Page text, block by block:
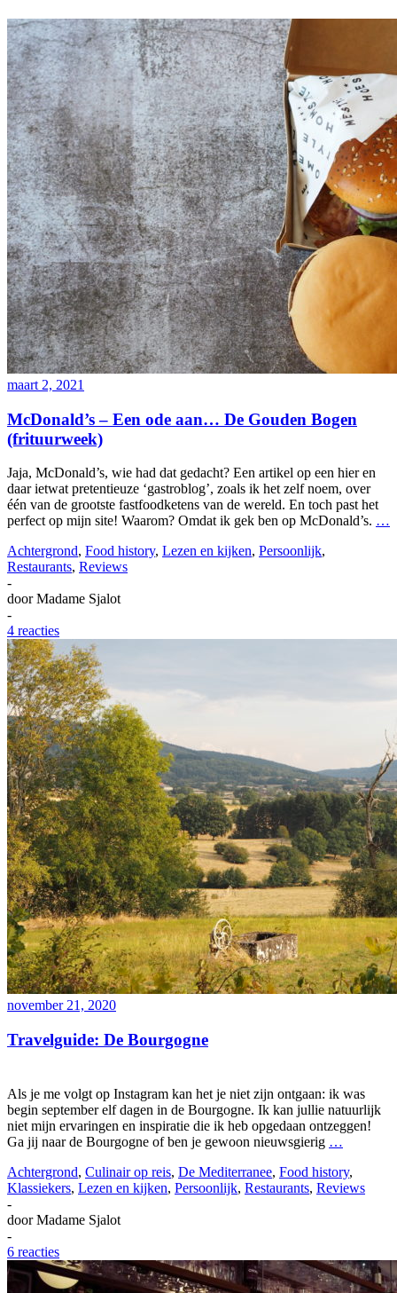
maart 2, 2021
McDonald’s – Een ode aan… De Gouden Bogen
(frituurweek)
Jaja, McDonald’s, wie had dat gedacht? Een artikel op een hier en
daar ietwat pretentieuze ‘gastroblog’, zoals ik het zelf noem, over
één van de grootste fastfoodketens van de wereld. En toch past het
perfect op mijn site! Waarom? Omdat ik gek ben op McDonald’s. …
Achtergrond, Food history, Lezen en kijken, Persoonlijk,
Restaurants, Reviews
-
doorMadame Sjalot
-
4 reacties
november 21, 2020
Travelguide: De Bourgogne
Als je me volgt op Instagram kan het je niet zijn ontgaan: ik was
begin september elf dagen in de Bourgogne. Ik kan jullie natuurlijk
niet mijn ervaringen en inspiratie die ik heb opgedaan ontzeggen!
Ga jij naar de Bourgogne of ben je gewoon nieuwsgierig …
Achtergrond, Culinair op reis, De Mediterranee, Food history,
Klassiekers, Lezen en kijken, Persoonlijk, Restaurants, Reviews
-
doorMadame Sjalot
-
6 reacties